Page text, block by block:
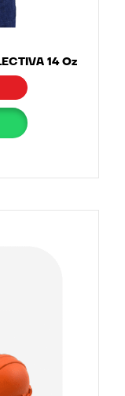
14 Oz